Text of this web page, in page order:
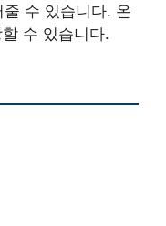
수 있습니다. 온
수 있습니다.